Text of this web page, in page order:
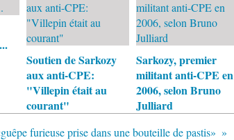
Soutien de Sarkozy
aux anti-CPE:
"Villepin était au
courant"
Sarkozy, premier
militant anti-CPE en
2006, selon Bruno
Julliard
furieuse prise dans une bouteille de pastis»